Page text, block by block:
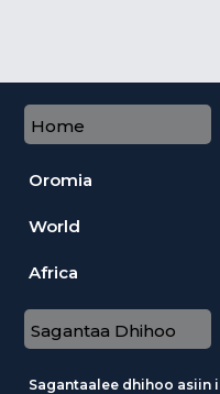
Home
Oromia
World
Africa
Sagantaa Dhihoo
Sagantaalee dhihoo asiin